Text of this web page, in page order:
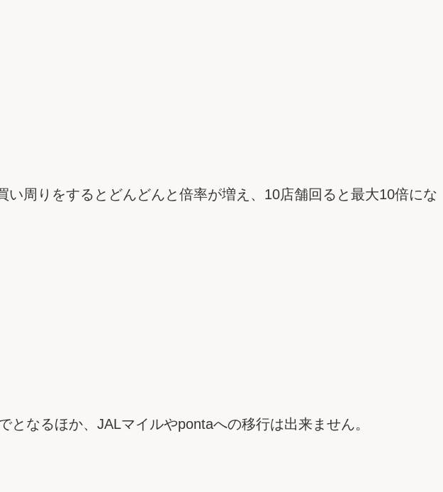
周りをするとどんどんと倍率が増え、10店舗回ると最大10倍にな
なるほか、JALマイルやpontaへの移行は出来ません。